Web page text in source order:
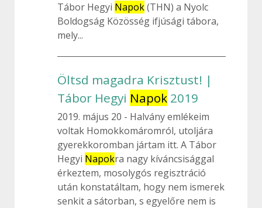
Tábor Hegyi Napok(THN) a Nyolc
Boldogság Közösség ifjúsági tábora,
mely...
Öltsd magadra Krisztust! |
Tábor Hegyi Napok 2019
2019. május 20
Halvány emlékeim
voltak Homokkomáromról, utoljára
gyerekkoromban jártam itt. A Tábor
Hegyi Napokra nagy kíváncsisággal
érkeztem, mosolygós regisztráció
után konstatáltam, hogy nem ismerek
senkit a sátorban, s egyelőre nem is